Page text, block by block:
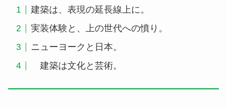
建築は、表現の延長線上に。
実装体験と、上の世代への憤り。
ニューヨークと日本。
建築は文化と芸術。